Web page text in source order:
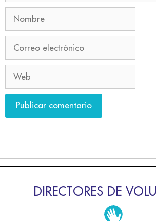
DIRECTORES DE